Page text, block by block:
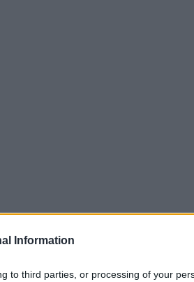
Information
to third parties, or processing of your
Šio kalba 1957 m. truko 24